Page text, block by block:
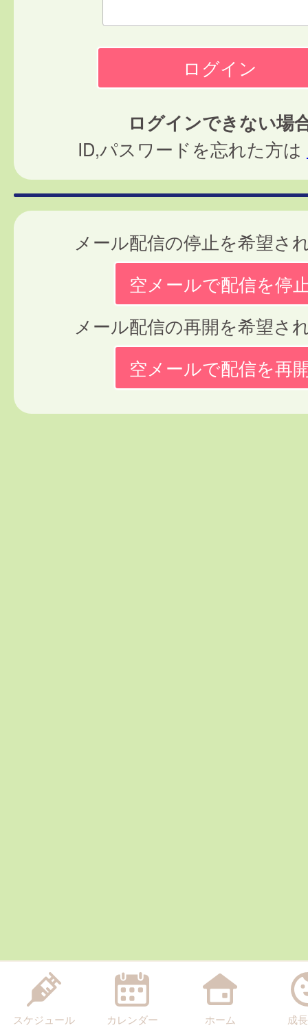
ログインできない場
ID,パスワードを忘れた方は
メール配信の停止を希望さ
空メールで配信を停
メール配信の再開を希望さ
空メールで配信を再
スケジュール カレンダー ホーム 成